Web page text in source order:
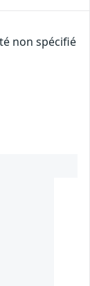
non spécifié